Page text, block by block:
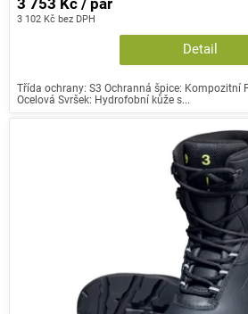
3 102 Kč bez DPH
3 753 Kč / pár
Detail
Třída ochrany: S3 Ochranná špice: Kompozitní
Ocelová Svršek: Hydrofobní kůže s...